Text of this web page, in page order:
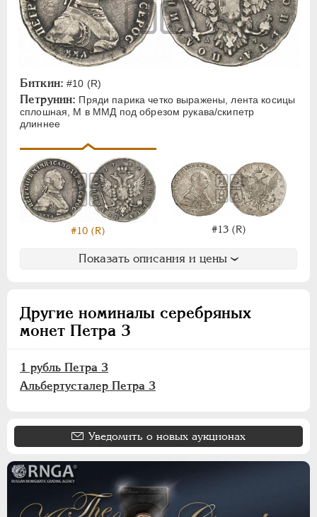
Биткин: #10 (R)
Петрунин: Пряди парика четко выражены, лента косицы
сплошная, М в ММД под обрезом рукава/скипетр
длиннее
#10 (R) #13 (R)
Показать описания и цены
Другие номиналы серебряных
монет Петра 3
1 рубль Петра 3
Альбертусталер Петра 3
Уведомить о новых аукционах
Альбертусталер
Медь
Пробные
ЕКАТЕРИНА II 1762-1796
ПАВЕЛ I 1796-1801
АЛЕКСАНДР I
1801-1825
1826-1855
АЛЕКСАНДР II
1855-1881
АЛЕКСАНДР III 1881-1894
НИКОЛАЙ II 1894-1917
ВРЕМЕННОЕ ПРАВ. 1917-1918
ИНОСТРАННЫЕ